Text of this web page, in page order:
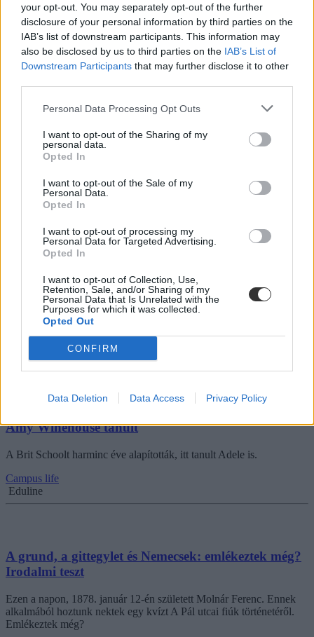
your opt-out. You may separately opt-out of the further
disclosure of your personal information by third parties on the
IAB’s list of downstream participants. This information may
also be disclosed by us to third parties on the IAB’s List of
Downstream Participants that may further disclose it to other
Personal Data Processing Opt Outs
I want to opt-out of the Sharing of my
personal data.
Opted In
I want to opt-out of the Sale of my
Personal Data.
Opted In
I want to opt-out of processing my
Personal Data for Targeted Advertising.
Opted In
I want to opt-out of Collection, Use,
Retention, Sale, and/or Sharing of my
Personal Data that Is Unrelated with the
Purposes for which it was collected.
Opted Out
CONFIRM
Data Deletion Data Access Privacy Policy
Rodler Lili
120 éves a Fővárosi Szabó Ervin Könyvtár, a jeles
napra különleges "akcióval" készülnek
Jól járhattok, ha van nálatok olyan könyv, amiért késedelmi díjat
kellene fizetnetek.
Campus life
Székács Linda
Meglepő, de ezeken a helyszíneken forgatták a
Harry Potter ikonikus jeleneteit
rengeteg látogatót vonzanak. A sorozat megjelenésének 20.
évfordulója alkalmából összegyűjtöttük a roxforti jelenetek
helyszíneit.
Campus life
Bezzeg Hanna
Amy Winehouse tanult
A Brit Schoolt harminc éve alapították, itt tanult Adele is.
Campus life
Eduline
A grund, a gittegylet és Nemecsek: emlékeztek még?
Irodalmi teszt
Ezen a napon, 1878. január 12-én született Molnár Ferenc. Ennek
alkalmából hoztunk nektek egy kvízt A Pál utcai fiúk történetéről.
Emlékeztek még?